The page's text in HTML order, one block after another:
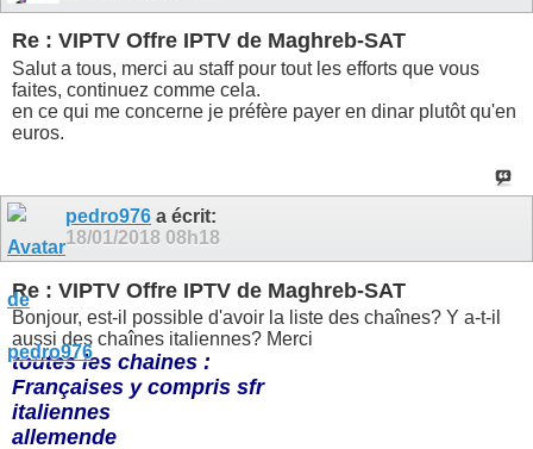
Re : VIPTV Offre IPTV de Maghreb-SAT
Salut a tous, merci au staff pour tout les efforts que vous
faites, continuez comme cela.
en ce qui me concerne je préfère payer en dinar plutôt qu'en
euros.
pedro976 a écrit:
18/01/2018 08h18
Re : VIPTV Offre IPTV de Maghreb-SAT
Bonjour, est-il possible d'avoir la liste des chaînes? Y a-t-il
aussi des chaînes italiennes? Merci
toutes les chaines :
Françaises y compris sfr
italiennes
allemende